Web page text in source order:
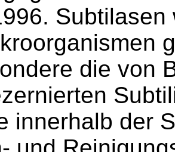
. Subtilasen
die von
innerhalb der